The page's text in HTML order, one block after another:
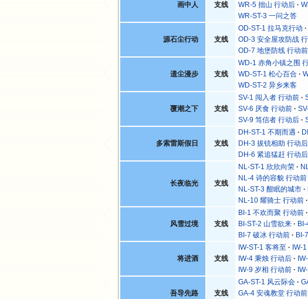
画中人 支线
WR-5 拙山 行动后
WR-ST-3 一问之答
源石尘行动 支线
OD-ST-1 拉马克行动
OD-3 安全屋攻防战
OD-7 地堡防线 行动前
遗尘漫步 支线
WD-1 赤角小镇之围
WD-ST-1 松心百合
WD-ST-2 异乡来客
覆潮之下 支线
SV-1 闯入者 行动前
SV-6 厌食 行动前
SV-9 笃信者 行动后
多索雷斯假日 支线
DH-ST-1 不期而遇
DH-3 拔铳相助 行动后
DH-6 紧追猛赶 行动后
长夜临光 支线
NL-ST-1 欣欣向荣
NL-4 诗的容貌 行动前
NL-ST-3 酣眠的城市
NL-10 耀骑士 行动前
风雪过境 支线
BI-1 不欢而聚 行动前
BI-ST-2 山雪欲来
BI-7 破冰 行动前
BI-
将进酒 支线
IW-ST-1 客将至 IW-
IW-4 秉烛 行动后
IW-9 岁相 行动前
吾导先路 支线
GA-ST-1 风云际会
GA-4 安魂教堂 行动前